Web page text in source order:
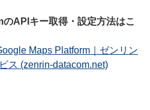
APIキー取得・設定方法はこ
Maps Platform｜ゼンリン
ス (zenrin-datacom.net)